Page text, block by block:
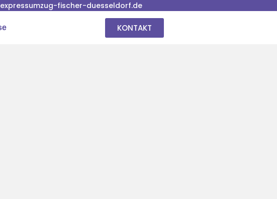
fischer-duesseldorf.de
KONTAKT